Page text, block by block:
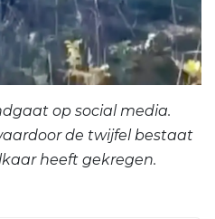
op social media.
de twijfel bestaat
heeft gekregen.